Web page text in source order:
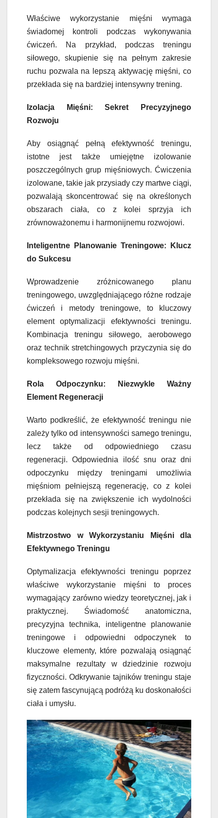
Właściwe wykorzystanie mięśni wymaga
świadomej kontroli podczas wykonywania
ćwiczeń. Na przykład, podczas treningu
siłowego, skupienie się na pełnym zakresie
ruchu pozwala na lepszą aktywację mięśni, co
przekłada się na bardziej intensywny trening.
Izolacja Mięśni: Sekret Precyzyjnego
Rozwoju
Aby osiągnąć pełną efektywność treningu,
istotne jest także umiejętne izolowanie
poszczególnych grup mięśniowych. Ćwiczenia
izolowane, takie jak przysiady czy martwe ciągi,
pozwalają skoncentrować się na określonych
obszarach ciała, co z kolei sprzyja ich
zrównoważonemu i harmonijnemu rozwojowi.
Inteligentne Planowanie Treningowe: Klucz
do Sukcesu
Wprowadzenie zróżnicowanego planu
treningowego, uwzględniającego różne rodzaje
ćwiczeń i metody treningowe, to kluczowy
element optymalizacji efektywności treningu.
Kombinacja treningu siłowego, aerobowego
oraz technik stretchingowych przyczynia się do
kompleksowego rozwoju mięśni.
Rola Odpoczynku: Niezwykle Ważny
Element Regeneracji
Warto podkreślić, że efektywność treningu nie
zależy tylko od intensywności samego treningu,
lecz także od odpowiedniego czasu
regeneracji. Odpowiednia ilość snu oraz dni
odpoczynku między treningami umożliwia
mięśniom pełniejszą regenerację, co z kolei
przekłada się na zwiększenie ich wydolności
podczas kolejnych sesji treningowych.
Mistrzostwo w Wykorzystaniu Mięśni dla
Efektywnego Treningu
Optymalizacja efektywności treningu poprzez
właściwe wykorzystanie mięśni to proces
wymagający zarówno wiedzy teoretycznej, jak i
praktycznej. Świadomość anatomiczna,
precyzyjna technika, inteligentne planowanie
treningowe i odpowiedni odpoczynek to
kluczowe elementy, które pozwalają osiągnąć
maksymalne rezultaty w dziedzinie rozwoju
fizyczności. Odkrywanie tajników treningu staje
się zatem fascynującą podróżą ku doskonałości
ciała i umysłu.